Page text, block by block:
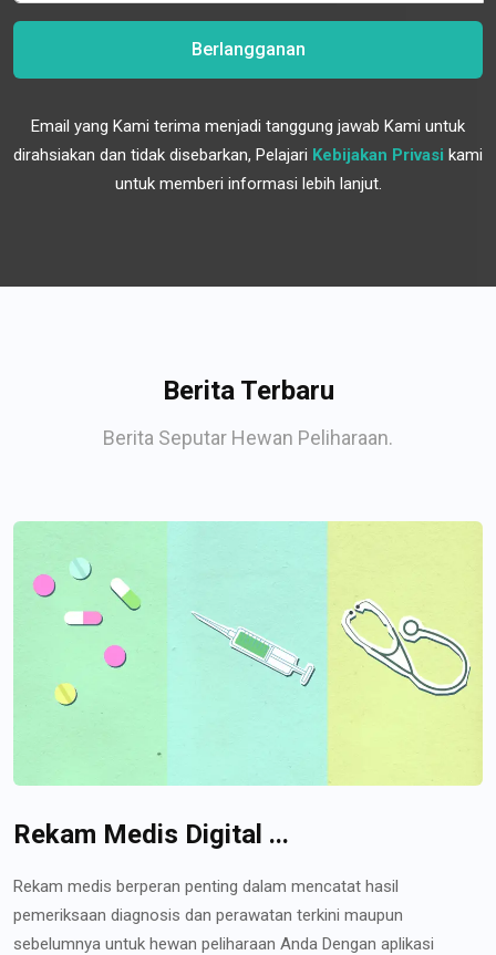
Berlangganan
Email yang Kami terima menjadi tanggung jawab Kami untuk
dirahsiakan dan tidak disebarkan, Pelajari Kebijakan Privasi kami
untuk memberi informasi lebih lanjut.
Berita Terbaru
Berita Seputar Hewan Peliharaan.
Rekam Medis Digital ...
Rekam medis berperan penting dalam mencatat hasil
pemeriksaan diagnosis dan perawatan terkini maupun
sebelumnya untuk hewan peliharaan Anda Dengan aplikasi